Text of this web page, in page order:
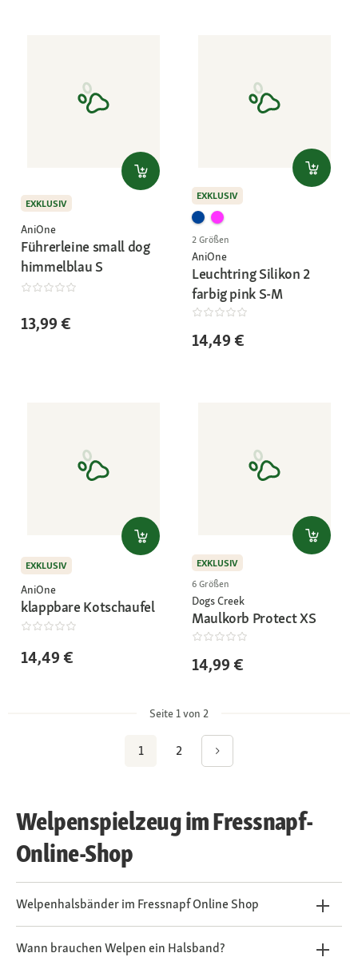
EXKLUSIV
AniOne
Führerleine small dog
himmelblau S
13,99 €
EXKLUSIV
2 Größen
AniOne
Leuchtring Silikon 2
farbig pink S-M
14,49 €
EXKLUSIV
AniOne
klappbare Kotschaufel
14,49 €
EXKLUSIV
6 Größen
Dogs Creek
Maulkorb Protect XS
14,99 €
Seite 1 von 2
1 2
Welpenspielzeug im Fressnapf-
Online-Shop
Welpenhalsbänder im Fressnapf Online Shop
Wann brauchen Welpen ein Halsband?